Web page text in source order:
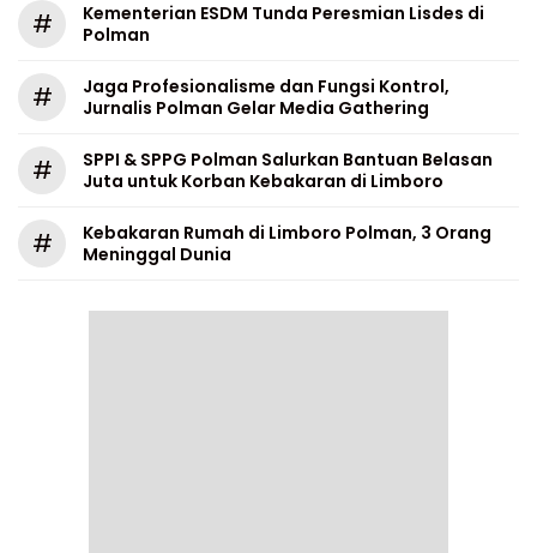
#
Kementerian ESDM Tunda Peresmian Lisdes di
Polman
#
Jaga Profesionalisme dan Fungsi Kontrol,
Jurnalis Polman Gelar Media Gathering
#
SPPI & SPPG Polman Salurkan Bantuan Belasan
Juta untuk Korban Kebakaran di Limboro
#
Kebakaran Rumah di Limboro Polman, 3 Orang
Meninggal Dunia